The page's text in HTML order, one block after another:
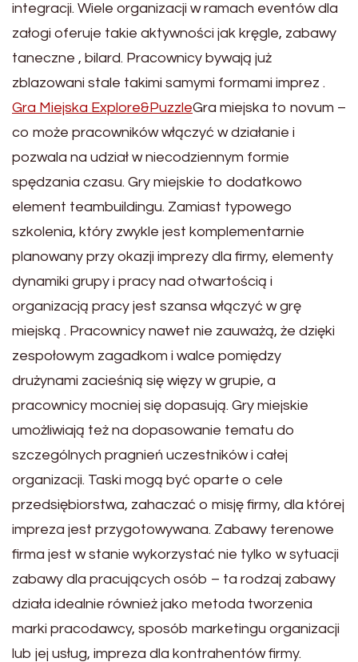
integracji. Wiele organizacji w ramach eventów dla
załogi oferuje takie aktywności jak kręgle, zabawy
taneczne , bilard. Pracownicy bywają już
zblazowani stale takimi samymi formami imprez .
Gra Miejska Explore&PuzzleGra miejska to novum –
co może pracowników włączyć w działanie i
pozwala na udział w niecodziennym formie
spędzania czasu. Gry miejskie to dodatkowo
element teambuildingu. Zamiast typowego
szkolenia, który zwykle jest komplementarnie
planowany przy okazji imprezy dla firmy, elementy
dynamiki grupy i pracy nad otwartością i
organizacją pracy jest szansa włączyć w grę
miejską . Pracownicy nawet nie zauważą, że dzięki
zespołowym zagadkom i walce pomiędzy
drużynami zacieśnią się więzy w grupie, a
pracownicy mocniej się dopasują. Gry miejskie
umożliwiają też na dopasowanie tematu do
szczególnych pragnień uczestników i całej
organizacji. Taski mogą być oparte o cele
przedsiębiorstwa, zahaczać o misję firmy, dla której
impreza jest przygotowywana. Zabawy terenowe
firma jest w stanie wykorzystać nie tylko w sytuacji
zabawy dla pracujących osób – ta rodzaj zabawy
działa idealnie również jako metoda tworzenia
marki pracodawcy, sposób marketingu organizacji
lub jej usług, impreza dla kontrahentów firmy.